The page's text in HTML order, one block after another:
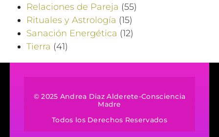
Relaciones de Pareja (55)
Rituales y Astrología (15)
Sanación Energética (12)
Tierra (41)
© 2025 Andrea Diaz Alderete-Consciencia
Madre
Todos los Derechos Reservados